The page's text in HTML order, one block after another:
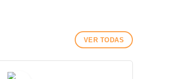
VER TODAS